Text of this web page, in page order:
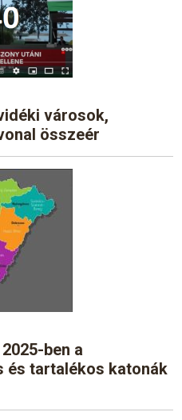
városok,
összeér
ben a
és tartalékos katonák